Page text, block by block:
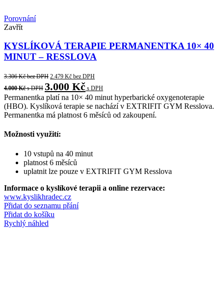
Porovnání
Zavřít
KYSLÍKOVÁ TERAPIE PERMANENTKA 10× 40
MINUT – RESSLOVA
3.306Kčbez DPH 2.479 Kč bez DPH
4.000Kčs DPH 3.000 Kč s DPH
Permanentka platí na 10× 40 minut hyperbarické oxygenoterapie
(HBO). Kyslíková terapie se nachází v EXTRIFIT GYM Resslova.
Permanentka má platnost 6 měsíců od zakoupení.
Možnosti využití:
10 vstupů na 40 minut
platnost 6 měsíců
uplatnit lze pouze v EXTRIFIT GYM Resslova
Informace o kyslíkové terapii a online rezervace:
www.kyslikhradec.cz
Přidat do seznamu přání
Přidat do košíku
Rychlý náhled